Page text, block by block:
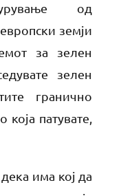
од
земји
за зелен
зелен
гранично
која патувате,
има кој да